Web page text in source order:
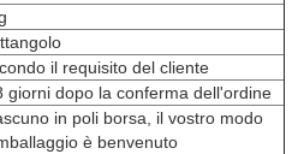
il requisito del cliente
giorni dopo la conferma dell'ordine
in poli borsa, il vostro modo
è benvenuto